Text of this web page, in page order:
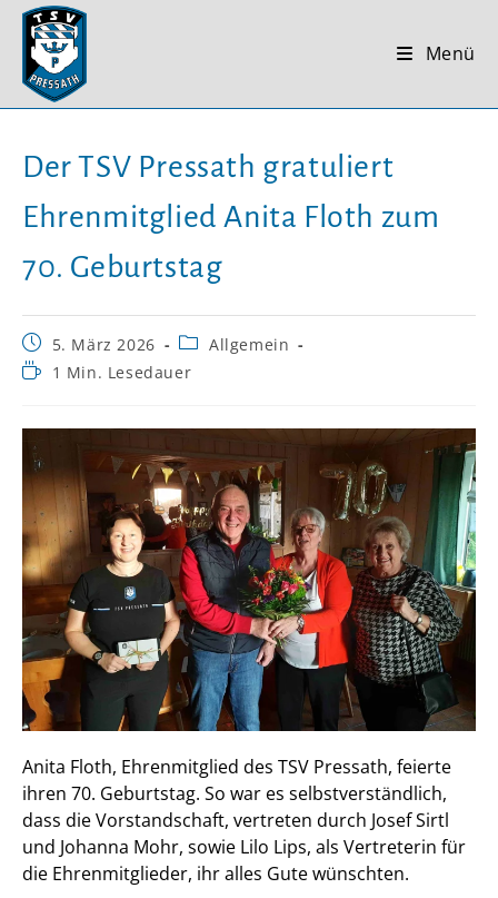
Zum
Inhalt
springen
Menü
Der TSV Pressath gratuliert
Ehrenmitglied Anita Floth zum
70. Geburtstag
Beitrag
veröffentlicht:
5. März 2026
Beitrags-
Allgemein
Lesedauer:
1 Min. Lesedauer
Anita Floth, Ehrenmitglied des TSV Pressath, feierte
ihren 70. Geburtstag. So war es selbstverständlich,
dass die Vorstandschaft, vertreten durch Josef Sirtl
und Johanna Mohr, sowie Lilo Lips, als Vertreterin für
die Ehrenmitglieder, ihr alles Gute wünschten.